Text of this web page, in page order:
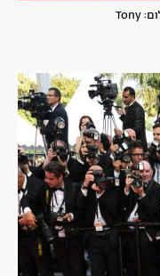
בלייק לייבלי לובשת גוצ'י בפסטיבל קאן, 2014 | צילום: Tony